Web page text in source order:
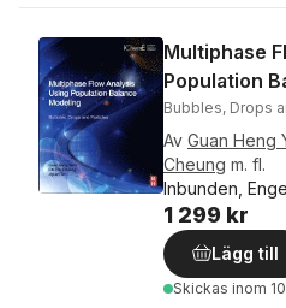
Multiphase
Population
Bubbles, Drops
Av Guan Heng
Cheung m. fl.
Inbunden,
1 299 kr
Lägg till
Skickas inom